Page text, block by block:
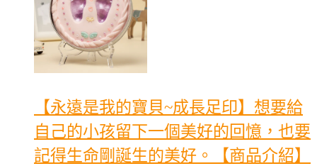
【永遠是我的寶貝~成長足印】想要給
自己的小孩留下一個美好的回憶，也要
記得生命剛誕生的美好。【商品介紹】